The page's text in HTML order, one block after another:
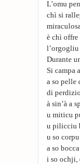
L’omu
chì si
è chì
l’orgogliu
Durante
Si campa
a so pelle
di
à sin’à a
u miticu
u pilicciu
u so
a so
i so ochji,